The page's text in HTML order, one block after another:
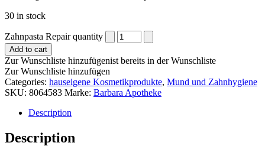
30 in stock
Zahnpasta Repair quantity
Add to cart
Zur Wunschliste hinzufügenist bereits in der Wunschliste
Zur Wunschliste hinzufügen
Categories: hauseigene Kosmetikprodukte, Mund und Zahnhygiene
SKU: 8064583 Marke: Barbara Apotheke
Description
Description